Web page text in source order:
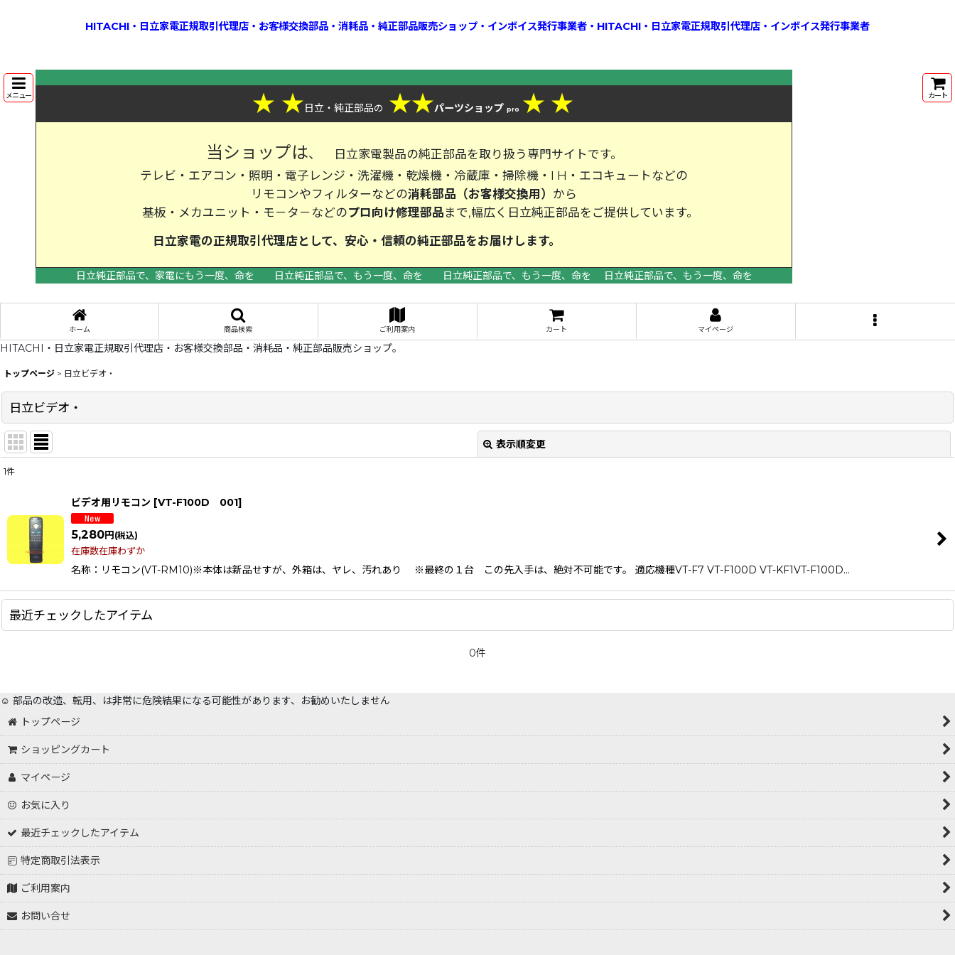
HITACHI・日立家電正規取引代理店・お客様交換部品・消耗品・純正部品販売ショップ・インボイス発行事業者・HITACHI・日立家電正規取引代理店・インボイス発行事業者
メニュー ★ ★日立・純正部品の ★★パーツショップ pro ★ ★
当ショップは、
日立家電製品の純正部品を取り扱う専門サイトです。
テレビ・エアコン・照明・電子レンジ・洗濯機・乾燥機・冷蔵庫・掃除機・I H・エコキュートなどの
リモコンやフィルターなどの消耗部品（お客様交換用） から
基板・メカユニット・モ－タ－などのプロ向け修理部品 まで,幅広く日立純正部品をご提供しています。
日立家電の正規取引代理店として、安心・信頼の純正部品をお届けします。
日立純正部品で、家電にもう一度、命を
日立純正部品で、もう一度、命を 日立純正部品で、もう一度、命を 日立純正部品で、もう一度、命を
カート
ホーム 商品検索 ご利用案内 カート マイページ
HITACHI・日立家電正規取引代理店・お客様交換部品・消耗品・純正部品販売ショップ。
トップページ > 日立ビデオ・
日立ビデオ・
表示順変更
表示数
在庫あり
並び順:
絞り込む
1件
ビデオ用リモコン [VT-F100D 001]
5,280円(税込)
在庫数在庫わずか
名称：リモコン(VT-RM10)※本体は新品せすが、外箱は、ヤレ、汚れあり ※最終の１台 この先入手は、絶対不可能です。 適応機種VT-F7 VT-F100D VT-KF1VT-F100D…
最近チェックしたアイテム
0件
☺️ 部品の改造、転用、は非常に危険結果になる可能性があります、お勧めいたしません
トップページ
ショッピングカート
マイページ
お気に入り
最近チェックしたアイテム
特定商取引法表示
ご利用案内
お問い合せ